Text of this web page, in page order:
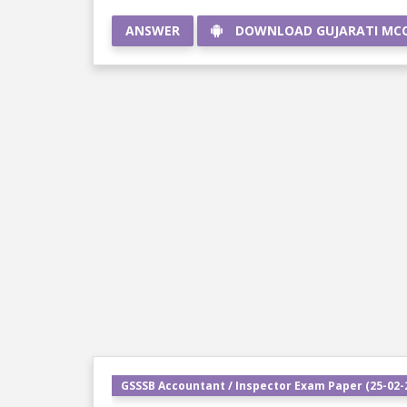
ANSWER DOWNLOAD GUJARATI
GSSSB Accountant / Inspector Exam Paper (25-02-